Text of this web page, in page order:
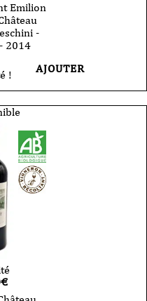
Emilion
-
2014
! AJOUTER
€